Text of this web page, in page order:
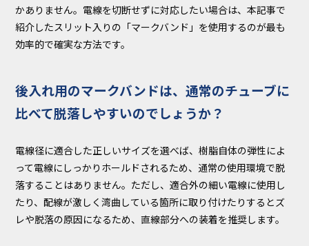
かありません。電線を切断せずに対応したい場合は、本記事で
紹介したスリット入りの「マークバンド」を使用するのが最も
効率的で確実な方法です。
後入れ用のマークバンドは、通常のチューブに
比べて脱落しやすいのでしょうか？
電線径に適合した正しいサイズを選べば、樹脂自体の弾性によ
って電線にしっかりホールドされるため、通常の使用環境で脱
落することはありません。ただし、適合外の細い電線に使用し
たり、配線が激しく湾曲している箇所に取り付けたりするとズ
レや脱落の原因になるため、直線部分への装着を推奨します。